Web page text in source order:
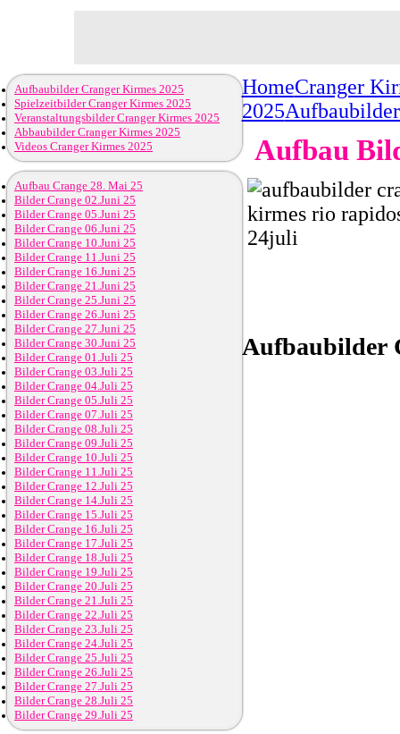
HomeCranger
2025
Aufbau
Aufbaubilder
Aufbaubilder Cranger Kirmes 2025
Spielzeitbilder Cranger Kirmes 2025
Veranstaltungsbilder Cranger Kirmes 2025
Abbaubilder Cranger Kirmes 2025
Videos Cranger Kirmes 2025
Aufbau Crange 28. Mai 25
Bilder Crange 02.Juni 25
Bilder Crange 05.Juni 25
Bilder Crange 06.Juni 25
Bilder Crange 10.Juni 25
Bilder Crange 11.Juni 25
Bilder Crange 16.Juni 25
Bilder Crange 21.Juni 25
Bilder Crange 25.Juni 25
Bilder Crange 26.Juni 25
Bilder Crange 27.Juni 25
Bilder Crange 30.Juni 25
Bilder Crange 01.Juli 25
Bilder Crange 03.Juli 25
Bilder Crange 04.Juli 25
Bilder Crange 05.Juli 25
Bilder Crange 07.Juli 25
Bilder Crange 08.Juli 25
Bilder Crange 09.Juli 25
Bilder Crange 10.Juli 25
Bilder Crange 11.Juli 25
Bilder Crange 12.Juli 25
Bilder Crange 14.Juli 25
Bilder Crange 15.Juli 25
Bilder Crange 16.Juli 25
Bilder Crange 17.Juli 25
Bilder Crange 18.Juli 25
Bilder Crange 19.Juli 25
Bilder Crange 20.Juli 25
Bilder Crange 21.Juli 25
Bilder Crange 22.Juli 25
Bilder Crange 23.Juli 25
Bilder Crange 24.Juli 25
Bilder Crange 25.Juli 25
Bilder Crange 26.Juli 25
Bilder Crange 27.Juli 25
Bilder Crange 28.Juli 25
Bilder Crange 29.Juli 25